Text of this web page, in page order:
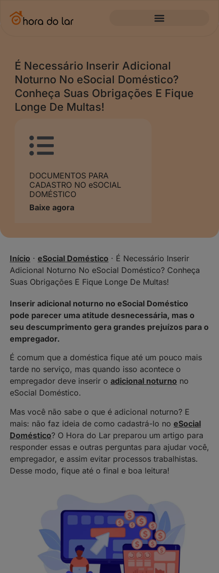
É Necessário Inserir Adicional
Noturno No eSocial Doméstico?
Conheça Suas Obrigações E Fique
Longe De Multas!
DOCUMENTOS PARA
CADASTRO NO eSOCIAL
DOMÉSTICO
Baixe agora
Início · eSocial Doméstico · É Necessário Inserir
Adicional Noturno No eSocial Doméstico? Conheça
Suas Obrigações E Fique Longe De Multas!
Inserir adicional noturno no eSocial Doméstico
pode parecer uma atitude desnecessária, mas o
seu descumprimento gera grandes prejuízos para o
empregador.
É comum que a doméstica fique até um pouco mais
tarde no serviço, mas quando isso acontece o
empregador deve inserir o adicional noturno no
eSocial Doméstico.
Mas você não sabe o que é adicional noturno? E
mais: não faz ideia de como cadastrá-lo no eSocial
Doméstico? O Hora do Lar preparou um artigo para
responder essas e outras perguntas para ajudar você,
empregador, e assim evitar processos trabalhistas.
Desse modo, fique até o final e boa leitura!